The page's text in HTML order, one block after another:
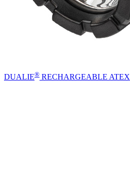
DUALIE® RECHARGEABLE ATEX